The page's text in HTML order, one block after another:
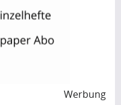
Werbung